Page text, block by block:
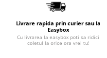
Livrare rapida prin curier sau la
Easybox
Cu livrarea la easybox poti sa ridici
coletul la orice ora vrei tu!